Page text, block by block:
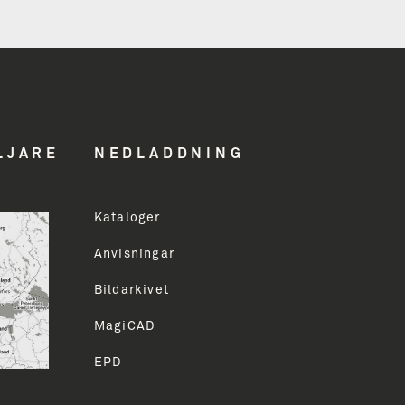
NEDLADDNING
Kataloger
Anvisningar
Bildarkivet
MagiCAD
EPD